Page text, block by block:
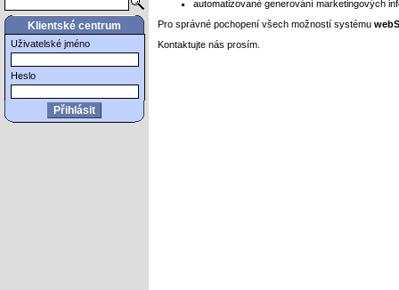
Klientské centrum
Uživatelské jméno
Heslo
automatizované generování marketingových
Pro správné pochopení všech možností systému
Kontaktujte nás prosím.